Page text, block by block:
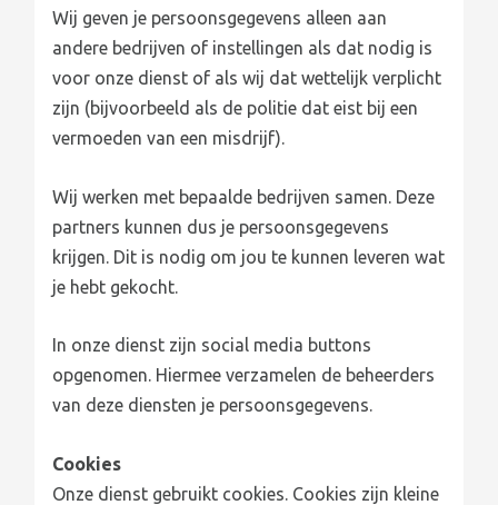
Wij geven je persoonsgegevens alleen aan
andere bedrijven of instellingen als dat nodig is
voor onze dienst of als wij dat wettelijk verplicht
zijn (bijvoorbeeld als de politie dat eist bij een
vermoeden van een misdrijf).
Wij werken met bepaalde bedrijven samen. Deze
partners kunnen dus je persoonsgegevens
krijgen. Dit is nodig om jou te kunnen leveren wat
je hebt gekocht.
In onze dienst zijn social media buttons
opgenomen. Hiermee verzamelen de beheerders
van deze diensten je persoonsgegevens.
Cookies
Onze dienst gebruikt cookies. Cookies zijn kleine